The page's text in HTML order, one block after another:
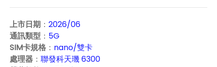
上市日期 ： 2026/06
通訊類型 ： 5G
SIM卡規格 ： nano/雙卡
處理器 ： 聯發科天璣 6300